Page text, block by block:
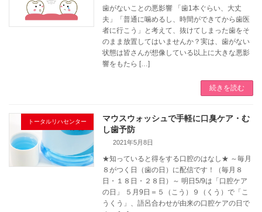
歯がないことの悪影響 「歯1本ぐらい、大丈
夫」「普通に噛めるし、時間ができてから歯医
者に行こう」と考えて、抜けてしまった歯をそ
のまま放置してはいませんか？実は、歯がない
状態は皆さんが想像している以上に大きな悪影
響をもたら […]
続きを読む
トータルリハセンター
マウスウォッシュで手軽に口臭ケア・む
し歯予防
2021年5月8日
★知っていると得をする口腔のはなし★ ～毎月
８がつく日（歯の日）に配信です！（毎月８
日・１８日・２８日）～ 明日5/9は「口腔ケア
の日」 ５月9日＝５（こう）９（くう）で「こ
うくう」、語呂合わせが由来の口腔ケアの日で